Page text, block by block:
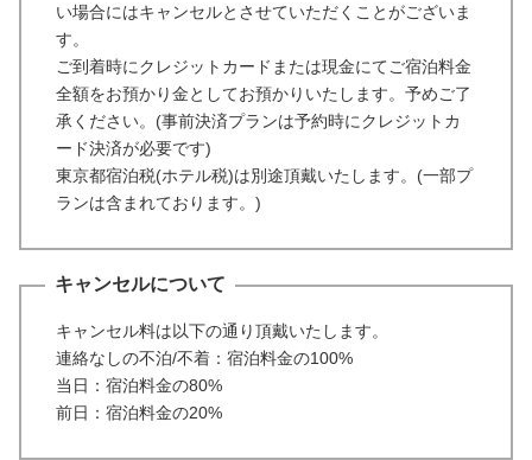
い場合にはキャンセルとさせていただくことがございま
す。
ご到着時にクレジットカードまたは現金にてご宿泊料金
全額をお預かり金としてお預かりいたします。予めご了
承ください。(事前決済プランは予約時にクレジットカ
ード決済が必要です)
東京都宿泊税(ホテル税)は別途頂戴いたします。(一部プ
ランは含まれております。)
キャンセルについて
キャンセル料は以下の通り頂戴いたします。
連絡なしの不泊/不着：宿泊料金の100%
当日：宿泊料金の80%
前日：宿泊料金の20%